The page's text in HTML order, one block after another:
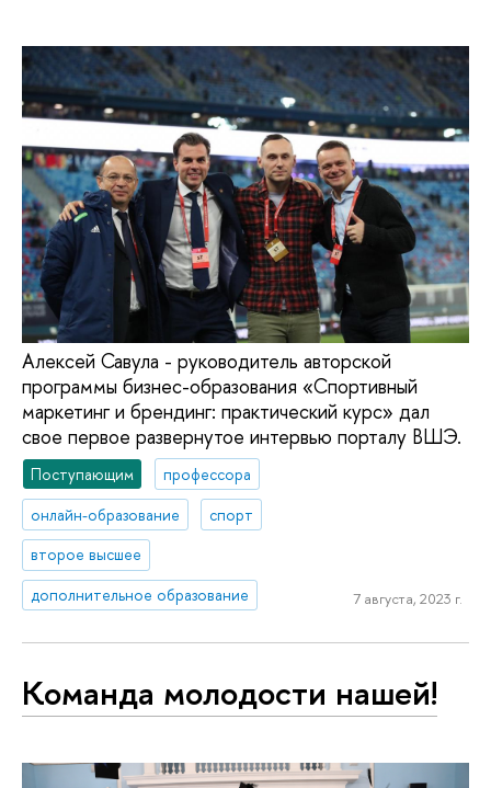
Алексей Савула - руководитель авторской
программы бизнес-образования «Спортивный
маркетинг и брендинг: практический курс» дал
свое первое развернутое интервью порталу ВШЭ.
Поступающим
профессора
онлайн-образование
спорт
второе высшее
дополнительное образование
7 августа, 2023 г.
Команда молодости нашей!